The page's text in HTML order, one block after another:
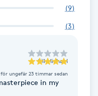
(9)
(3)
till Michael
för ungefär 23 timmar sedan